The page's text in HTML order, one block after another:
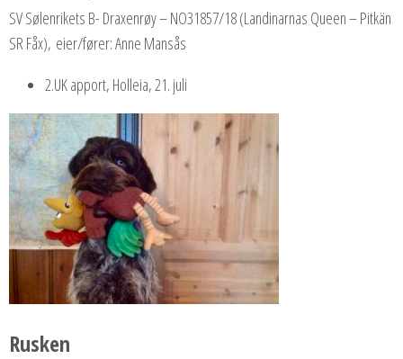
SV Sølenrikets B- Draxenrøy – NO31857/18 (Landinarnas Queen – Pitkän
SR Fåx), eier/fører: Anne Mansås
2.UK apport, Holleia, 21. juli
Rusken